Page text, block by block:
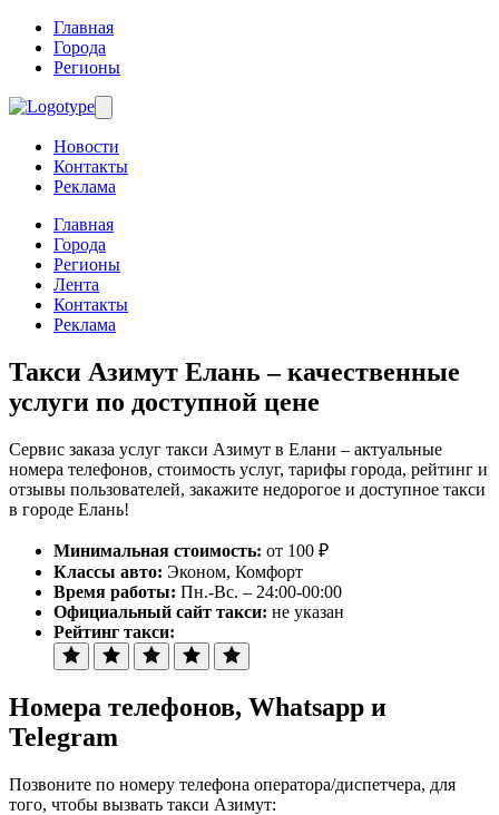
Главная
Города
Регионы
Новости
Контакты
Реклама
Главная
Города
Регионы
Лента
Контакты
Реклама
Такси Азимут Елань – качественные
услуги по доступной цене
Сервис заказа услуг такси Азимут в Елани – актуальные
номера телефонов, стоимость услуг, тарифы города, рейтинг и
отзывы пользователей, закажите недорогое и доступное такси
в городе Елань!
Минимальная стоимость: от 100 ₽
Классы авто: Эконом, Комфорт
Время работы: Пн.-Вс. – 24:00-00:00
Официальный сайт такси: не указан
Рейтинг такси:
Номера телефонов, Whatsapp и
Telegram
Позвоните по номеру телефона оператора/диспетчера, для
того, чтобы вызвать такси Азимут: